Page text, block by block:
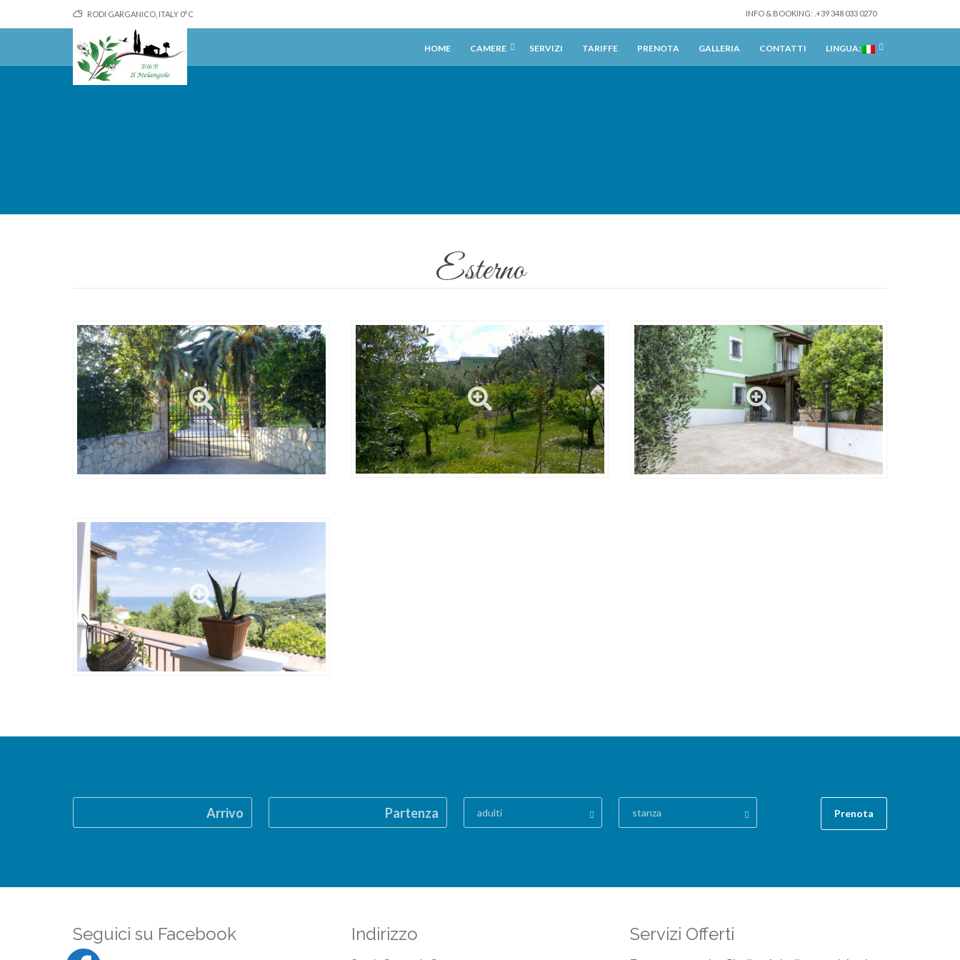
RODI GARGANICO, ITALY 0°C INFO & BOOKING: .+39 348 033 0270
HOME CAMERE SERVIZI TARIFFE PRENOTA GALLERIA CONTATTI LINGUA:
Esterno
Arrivo Partenza adulti stanza Prenota
Seguici su Facebook Indirizzo Servizi Offerti